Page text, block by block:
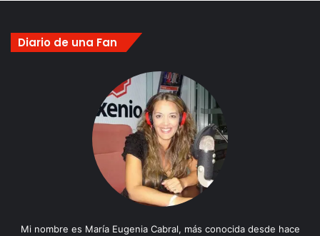
Diario de una Fan
Mi nombre es María Eugenia Cabral, más conocida desde hace